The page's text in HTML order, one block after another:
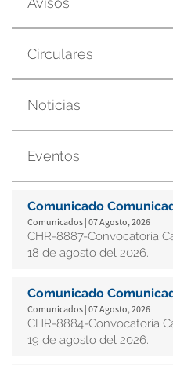
Circulares
Noticias
Eventos
Comunicado
Comunicados | 07 Agosto, 2026
CHR-8887-Convocatoria
18 de agosto del 2026.
Comunicado
Comunicados | 07 Agosto, 2026
CHR-8884-Convocatoria
19 de agosto del 2026.